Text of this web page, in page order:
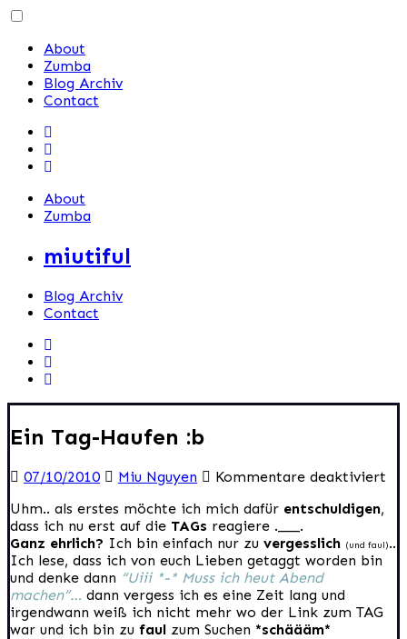
Skip
contentAbout
Zumba
Blog Archiv
Contact
About
Zumba
miutiful
Blog Archiv
Contact
Ein Tag-Haufen :b
07/10/2010 Miu Nguyen Kommentare deaktiviert
:b
Uhm.. als erstes möchte ich mich dafür entschuldigen,
dass ich nu erst auf die TAGs reagiere .___.
Ganz ehrlich? Ich bin einfach nur zu vergesslich (und faul)..
Ich lese, dass ich von euch Lieben getaggt worden bin
und denke dann “Uiii *-* Muss ich heut Abend
machen”… dann vergess ich es eine Zeit lang und
irgendwann weiß ich nicht mehr wo der Link zum TAG
war und ich bin zu faul zum Suchen *schäääm*